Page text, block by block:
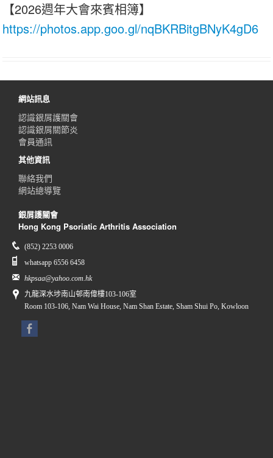
【2026週年大會來賓相簿】
https://photos.app.goo.gl/nqBKRBitgBNyK4gD6
網站訊息
認識銀屑護關會
認識銀屑關節炎
會員通訊
其他資訊
聯絡我們
網站總導覽
銀屑護關會
Hong Kong Psoriatic Arthritis Association
(852) 2253 0006
whatsapp 6556 6458
hkpsaa@yahoo.com.hk
九龍深水埗南山邨南偉樓103-106室
Room 103-106, Nam Wai House, Nam Shan Estate, Sham Shui Po, Kowloon